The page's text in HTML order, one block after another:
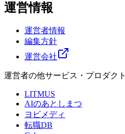
運営情報
運営者情報
編集方針
運営会社
運営者の他サービス・プロダクト
LITMUS
AIのあとしまつ
ヨビメディ
転職DB